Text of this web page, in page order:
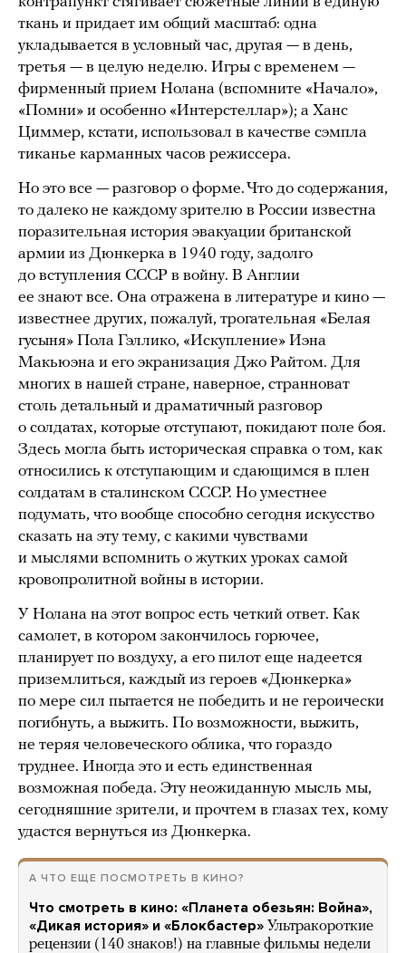
ткань и придает им общий масштаб: одна
укладывается в условный час, другая — в день,
третья — в целую неделю. Игры с временем —
фирменный прием Нолана (вспомните «Начало»,
«Помни» и особенно «Интерстеллар»); а Ханс
Циммер, кстати, использовал в качестве сэмпла
тиканье карманных часов режиссера.
Но это все — разговор о форме. Что до содержания,
то далеко не каждому зрителю в России известна
поразительная история эвакуации британской
армии из Дюнкерка в 1940 году, задолго
до вступления СССР в войну. В Англии
ее знают все. Она отражена в литературе и кино —
известнее других, пожалуй, трогательная «Белая
гусыня» Пола Гэллико, «Искупление» Иэна
Макьюэна и его экранизация Джо Райтом. Для
многих в нашей стране, наверное, странноват
столь детальный и драматичный разговор
о солдатах, которые отступают, покидают поле боя.
Здесь могла быть историческая справка о том, как
относились к отступающим и сдающимся в плен
солдатам в сталинском СССР. Но уместнее
подумать, что вообще способно сегодня искусство
сказать на эту тему, с какими чувствами
и мыслями вспомнить о жутких уроках самой
кровопролитной войны в истории.
У Нолана на этот вопрос есть четкий ответ. Как
самолет, в котором закончилось горючее,
планирует по воздуху, а его пилот еще надеется
приземлиться, каждый из героев «Дюнкерка»
по мере сил пытается не победить и не героически
погибнуть, а выжить. По возможности, выжить,
не теряя человеческого облика, что гораздо
труднее. Иногда это и есть единственная
возможная победа. Эту неожиданную мысль мы,
сегодняшние зрители, и прочтем в глазах тех, кому
удастся вернуться из Дюнкерка.
А ЧТО ЕЩЕ ПОСМОТРЕТЬ В КИНО?
Что смотреть в кино: «Планета обезьян: Война»,
«Дикая история» и «Блокбастер» Ультракороткие
рецензии (140 знаков!) на главные фильмы недели